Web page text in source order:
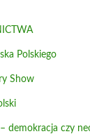
Polskiego
Show
demokracja czy